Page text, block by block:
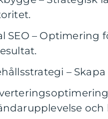
SEO – Optimering
–